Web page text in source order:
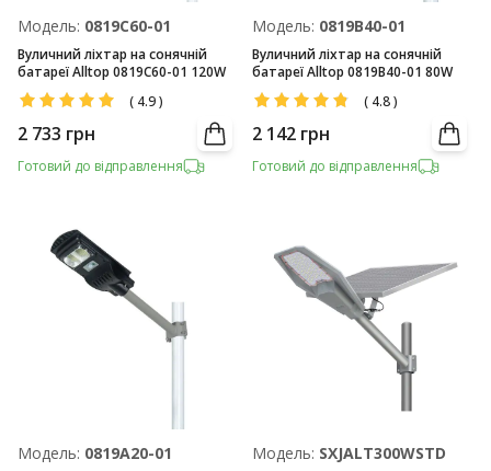
Модель: 0819С60-01
Вуличний ліхтар на сонячній
батареї Alltop 0819С60-01 120W
( 4.9)
2 733 грн
Готовий до відправлення
Модель: 0819В40-01
Вуличний ліхтар на сонячній
батареї Alltop 0819В40-01 80W
( 4.8)
2 142 грн
Готовий до відправлення
Модель: 0819А20-01 Модель: SXJALT300WSTD